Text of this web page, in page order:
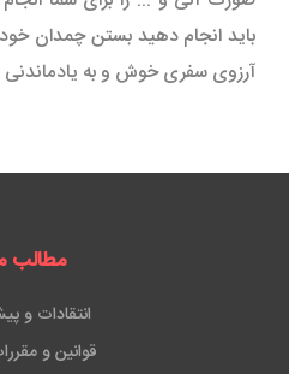
باید انجام دهید بستن چمدان
آرزوی سفری خوش و به یادماندنی
مطالب
انتقادات و
قوانین و